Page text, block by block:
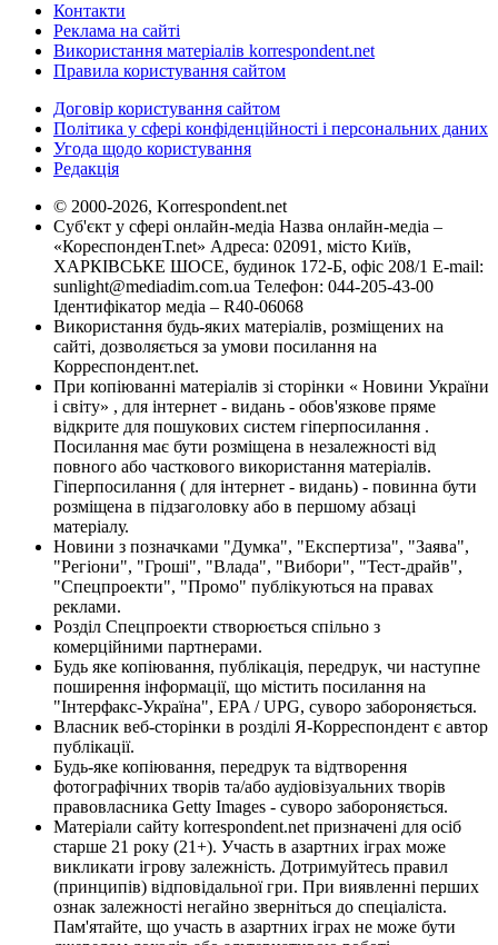
Контакти
Реклама на сайті
Використання матеріалів korrespondent.net
Правила користування сайтом
Договір користування сайтом
Політика у сфері конфіденційності і персональних даних
Угода щодо користування
Редакція
© 2000-2026, Korrespondent.net
Суб'єкт у сфері онлайн-медіа Назва онлайн-медіа –
«КореспонденТ.net» Адреса: 02091, місто Київ,
ХАРКІВСЬКЕ ШОСЕ, будинок 172-Б, офіс 208/1 E-mail:
sunlight@mediadim.com.ua Телефон: 044-205-43-00
Ідентифікатор медіа – R40-06068
Використання будь-яких матеріалів, розміщених на
сайті, дозволяється за умови посилання на
Корреспондент.net.
При копіюванні матеріалів зі сторінки « Новини України
і світу» , для інтернет - видань - обов'язкове пряме
відкрите для пошукових систем гіперпосилання .
Посилання має бути розміщена в незалежності від
повного або часткового використання матеріалів.
Гіперпосилання ( для інтернет - видань) - повинна бути
розміщена в підзаголовку або в першому абзаці
матеріалу.
Новини з позначками "Думка", "Експертиза", "Заява",
"Регіони", "Гроші", "Влада", "Вибори", "Тест-драйв",
"Спецпроекти", "Промо" публікуються на правах
реклами.
Розділ Спецпроекти створюється спільно з
комерційними партнерами.
Будь яке копіювання, публікація, передрук, чи наступне
поширення інформації, що містить посилання на
"Інтерфакс-Україна", EPA / UPG, суворо забороняється.
Власник веб-сторінки в розділі Я-Корреспондент є автор
публікації.
Будь-яке копіювання, передрук та відтворення
фотографічних творів та/або аудіовізуальних творів
правовласника Getty Images - суворо забороняється.
Матеріали сайту korrespondent.net призначені для осіб
старше 21 року (21+). Участь в азартних іграх може
викликати ігрову залежність. Дотримуйтесь правил
(принципів) відповідальної гри. При виявленні перших
ознак залежності негайно зверніться до спеціаліста.
Пам'ятайте, що участь в азартних іграх не може бути